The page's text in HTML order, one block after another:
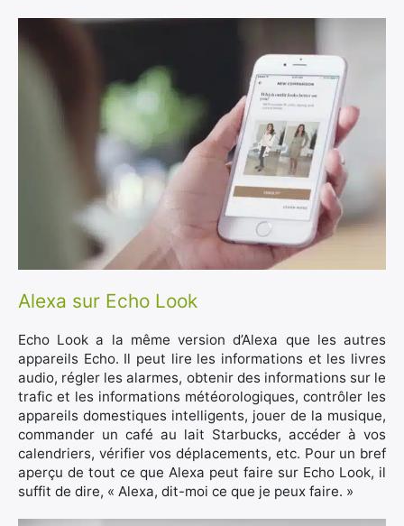
Alexa sur Echo Look
Echo Look a la même version d’Alexa que les autres
appareils Echo. Il peut lire les informations et les livres
audio, régler les alarmes, obtenir des informations sur le
trafic et les informations météorologiques, contrôler les
appareils domestiques intelligents, jouer de la musique,
commander un café au lait Starbucks, accéder à vos
calendriers, vérifier vos déplacements, etc. Pour un bref
aperçu de tout ce que Alexa peut faire sur Echo Look, il
suffit de dire, « Alexa, dit-moi ce que je peux faire. »
Rechercher